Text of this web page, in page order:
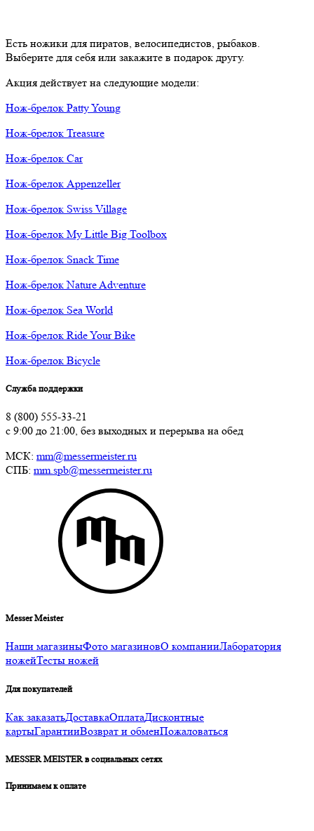
Есть ножики для пиратов, велосипедистов, рыбаков.
Выберите для себя или закажите в подарок другу.
Акция действует на следующие модели:
Нож-брелок Patty Young
Нож-брелок Treasure
Нож-брелок Car
Нож-брелок Appenzeller
Нож-брелок Swiss Village
Нож-брелок My Little Big Toolbox
Нож-брелок Snack Time
Нож-брелок Nature Adventure
Нож-брелок Sea World
Нож-брелок Ride Your Bike
Нож-брелок Bicycle
Служба поддержки
8 (800) 555-33-21
с 9:00 до 21:00, без выходных и перерыва на обед
МСК: mm@messermeister.ru
СПБ: mm.spb@messermeister.ru
Messer Meister
Наши магазиныФото магазиновО компанииЛаборатория
ножейТесты ножей
Для покупателей
Как заказатьДоставкаОплатаДисконтные
картыГарантииВозврат и обменПожаловаться
MESSER MEISTER в социальных сетях
Принимаем к оплате